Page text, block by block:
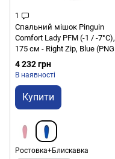
1
Спальний мішок Pinguin
Comfort Lady PFM (-1 / -7°C),
175 см - Right Zip, Blue (PNG
234053) 2020
4 232 грн
В наявності
Купити
Ростовка+Блискавка